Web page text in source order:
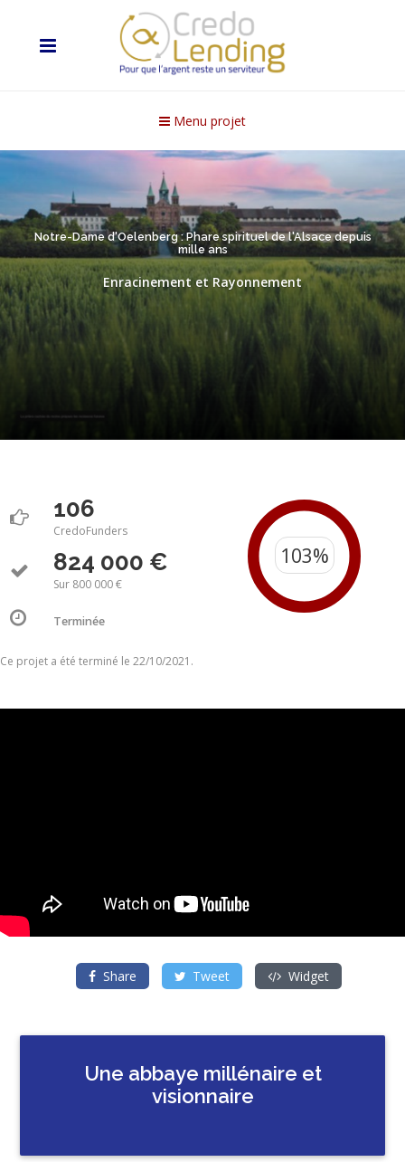
Menu projet
Notre-Dame d'Oelenberg : Phare spirituel de l'Alsace depuis
mille ans
Enracinement et Rayonnement
106
CredoFunders
824 000 €
Sur 800 000 €
Terminée
Ce projet a été terminé le 22/10/2021.
Share Tweet Widget
Une abbaye millénaire et
visionnaire